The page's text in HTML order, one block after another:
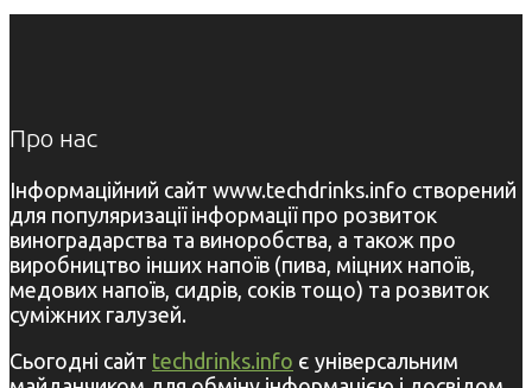
Про нас
Інформаційний сайт www.techdrinks.info створений
для популяризації інформації про розвиток
виноградарства та виноробства, а також про
виробництво інших напоїв (пива, міцних напоїв,
медових напоїв, сидрів, соків тощо) та розвиток
суміжних галузей.
Сьогодні сайт techdrinks.info є універсальним